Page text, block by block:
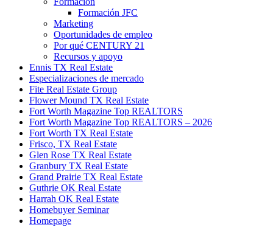
Formación JFC
Marketing
Oportunidades de empleo
Por qué CENTURY 21
Recursos y apoyo
Ennis TX Real Estate
Especializaciones de mercado
Fite Real Estate Group
Flower Mound TX Real Estate
Fort Worth Magazine Top REALTORS
Fort Worth Magazine Top REALTORS – 2026
Fort Worth TX Real Estate
Frisco, TX Real Estate
Glen Rose TX Real Estate
Granbury TX Real Estate
Grand Prairie TX Real Estate
Guthrie OK Real Estate
Harrah OK Real Estate
Homebuyer Seminar
Homepage